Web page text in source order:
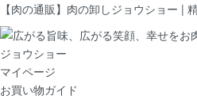
【肉の通販】肉の卸しジョウショー |
マイページ
お買い物ガイド